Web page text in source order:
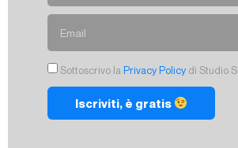
Sottoscrivo la Privacy Policy di Studio
Iscriviti, è gratis